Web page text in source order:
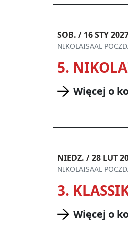
SOB. / 16 STY
NIKOLAISAAL
5.
Więcej o
NIEDZ. / 28 LUT
NIKOLAISAAL
3.
Więcej o